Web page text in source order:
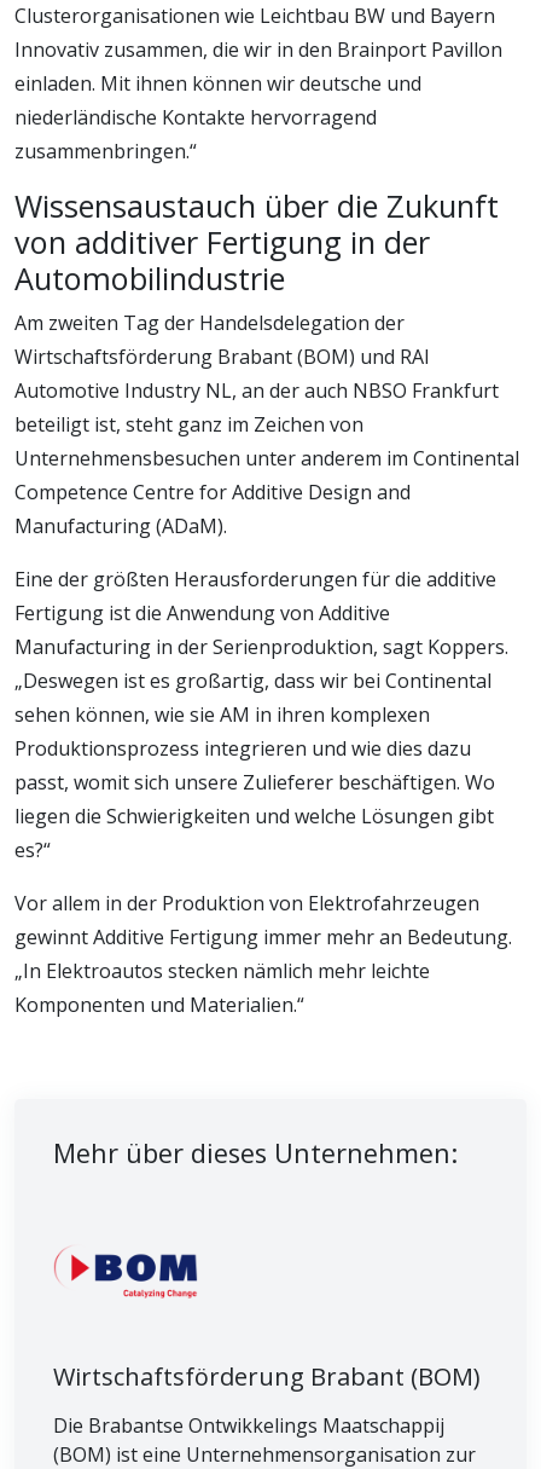
Clusterorganisationen wie Leichtbau BW und Bayern
Innovativ zusammen, die wir in den Brainport Pavillon
einladen. Mit ihnen können wir deutsche und
niederländische Kontakte hervorragend
zusammenbringen.“
Wissensaustauch über die Zukunft
von additiver Fertigung in der
Automobilindustrie
Am zweiten Tag der Handelsdelegation der
Wirtschaftsförderung Brabant (BOM) und RAI
Automotive Industry NL, an der auch NBSO Frankfurt
beteiligt ist, steht ganz im Zeichen von
Unternehmensbesuchen unter anderem im Continental
Competence Centre for Additive Design and
Manufacturing (ADaM).
Eine der größten Herausforderungen für die additive
Fertigung ist die Anwendung von Additive
Manufacturing in der Serienproduktion, sagt Koppers.
„Deswegen ist es großartig, dass wir bei Continental
sehen können, wie sie AM in ihren komplexen
Produktionsprozess integrieren und wie dies dazu
passt, womit sich unsere Zulieferer beschäftigen. Wo
liegen die Schwierigkeiten und welche Lösungen gibt
es?“
Vor allem in der Produktion von Elektrofahrzeugen
gewinnt Additive Fertigung immer mehr an Bedeutung.
„In Elektroautos stecken nämlich mehr leichte
Komponenten und Materialien.“
Mehr über dieses Unternehmen:
Wirtschaftsförderung Brabant (BOM)
Die Brabantse Ontwikkelings Maatschappij
(BOM) ist eine Unternehmensorganisation zur